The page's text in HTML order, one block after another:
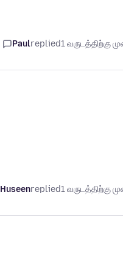
Paulreplied1 வருடத்திற்கு
Huseenreplied1 வருடத்திற்கு